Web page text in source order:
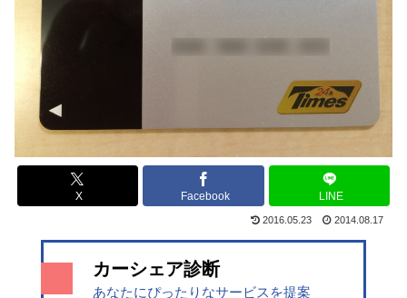
X Facebook LINE
2016.05.23 2014.08.17
カーシェア診断
あなたにぴったりなサービスを提案